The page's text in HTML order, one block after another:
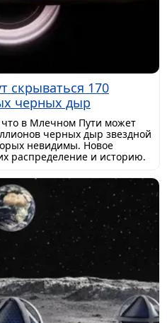
скрываться 170
черных дыр
в Млечном Пути может
черных дыр звездной
невидимы. Новое
распределение и историю.